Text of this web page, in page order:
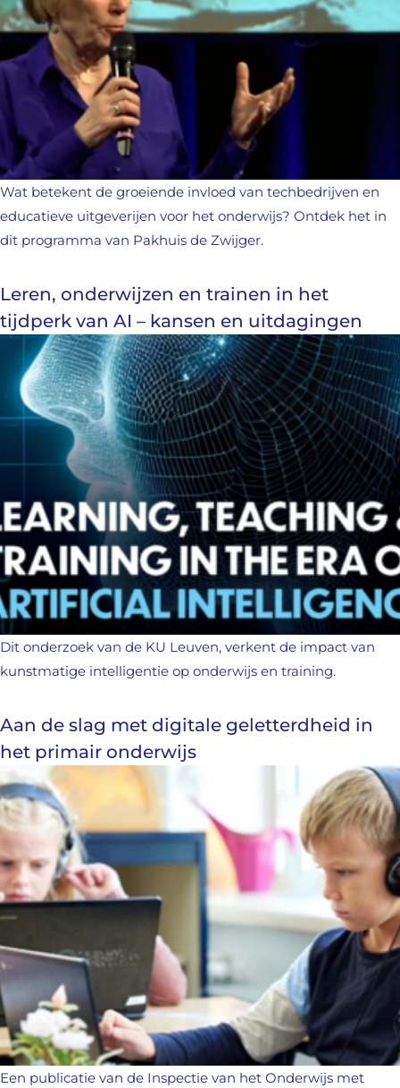
Wat betekent de groeiende invloed van techbedrijven en
educatieve uitgeverijen voor het onderwijs? Ontdek het in
dit programma van Pakhuis de Zwijger.
Leren, onderwijzen en trainen in het
tijdperk van AI – kansen en uitdagingen
Dit onderzoek van de KU Leuven, verkent de impact van
kunstmatige intelligentie op onderwijs en training.
Aan de slag met digitale geletterdheid in
het primair onderwijs
Een publicatie van de Inspectie van het Onderwijs met